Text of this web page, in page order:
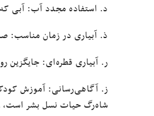
د. استفاده مجدد آب: آبی
ذ. آبیاری در زمان مناسب:
ر. آبیاری قطره‌ای: جایگزین روش‌های سنتی (تا ۵۰٪
ز. آگاهی‌رسانی: آموزش
شاه‌رگ حیات نسل بشر